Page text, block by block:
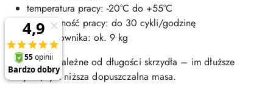
temperatura pracy: -20°C do +55°C
intensywność pracy: do 30 cykli/godzinę
masa siłownika: ok. 9 kg
*Parametry zależne od długości skrzydła – im dłuższe
skrzydło, tym niższa dopuszczalna masa.